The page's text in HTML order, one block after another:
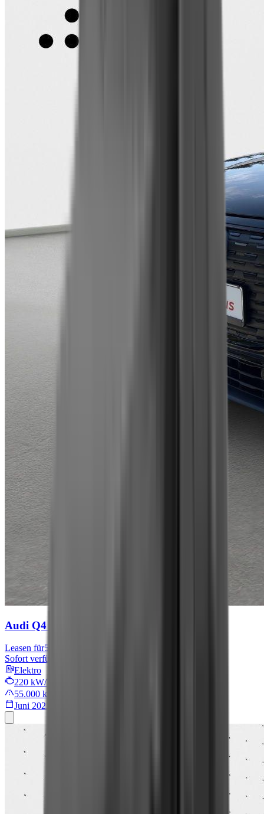
Audi Q4 e-tron
Leasen für567 € mtl.
Sofort verfügbar
Elektro
220 kW/299 PS
55.000 km
Juni 2022